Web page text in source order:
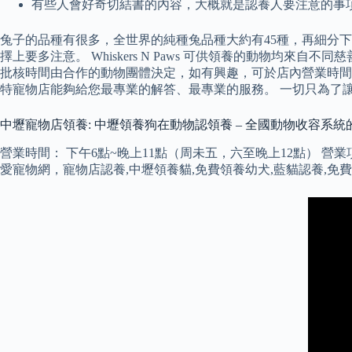
有些人會好奇切結書的內容，大概就是認養人要注意的
兔子的品種有很多，全世界的純種兔品種大約有45種，再細分
擇上要多注意。 Whiskers N Paws 可供領養的動物均來自不同
批核時間由合作的動物團體決定，如有興趣，可於店內營業時
特寵物店能夠給您最專業的解答、最專業的服務。 一切只為
中壢寵物店領養: 中壢領養狗在動物認領養 – 全國動物收容系統
營業時間： 下午6點~晚上11點（周未五，六至晚上12點） 營
愛寵物網，寵物店認養,中壢領養貓,免費領養幼犬,藍貓認養,免